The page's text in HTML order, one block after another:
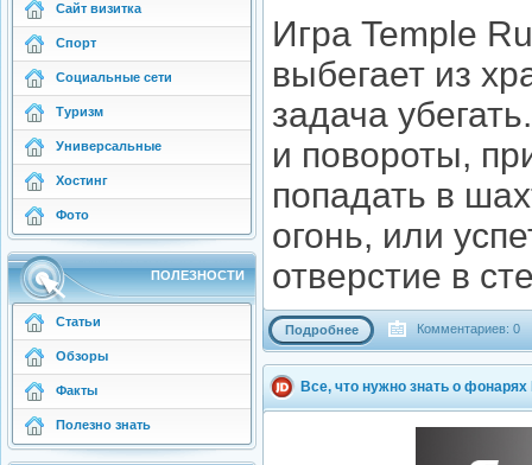
Сайт визитка
Спорт
Социальные сети
Туризм
Универсальные
Хостинг
Фото
ПОЛЕЗНОСТИ
Статьи
Обзоры
Факты
Полезно знать
Игра Temple
выбегает из
задача
и повороты,
попадать в
огонь, или
отверстие в
Подробнее Комментариев: 0
Все, что нужно знать о фонарях